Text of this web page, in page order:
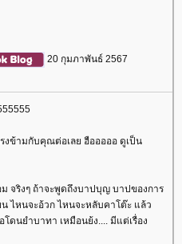
20 กุมภาพันธ์ 2567
งข้ามกับคุณต่อเลย ฮือออออ ดูเป็น
จริงๆ ถ้าจะพูดถึงบาปบุญ บาปของการ
ไหนจะอ้วก ไหนจะหลับคาโต๊ะ แล้ว
ดนยำบาทา เหมือนย้ง.... มีแต่เรื่อง